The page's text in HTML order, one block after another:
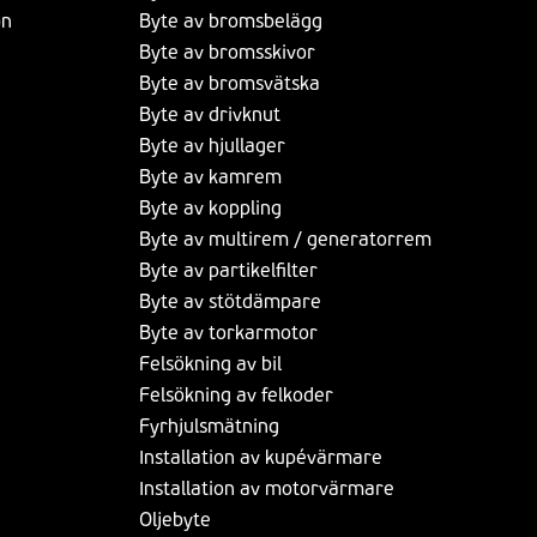
Byte av bromsbelägg
Byte av bromsskivor
Byte av bromsvätska
Byte av drivknut
Byte av hjullager
Byte av kamrem
Byte av koppling
Byte av multirem / generatorrem
Byte av partikelfilter
Byte av stötdämpare
Byte av torkarmotor
Felsökning av bil
Felsökning av felkoder
Fyrhjulsmätning
Installation av kupévärmare
Installation av motorvärmare
Oljebyte